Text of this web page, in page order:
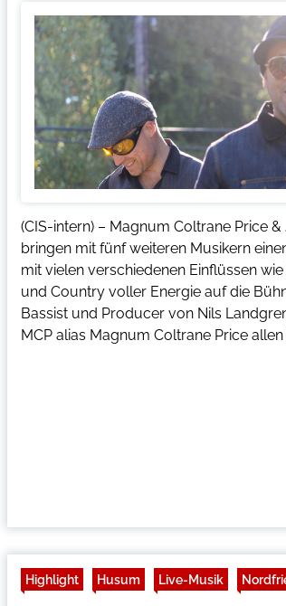
(CIS-intern) – Magnum Coltrane Price &
bringen mit fünf weiteren Musikern
mit vielen verschiedenen Einflüssen wie
und Country voller Energie auf die
Bassist und Producer von Nils
MCP alias Magnum Coltrane Price allen
Highlight Husum Live-Musik